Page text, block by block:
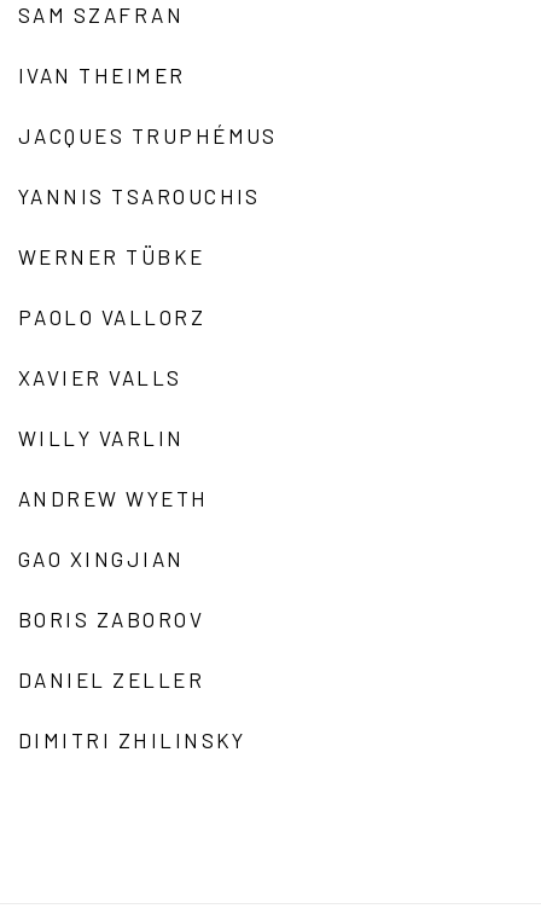
SAM SZAFRAN
IVAN THEIMER
JACQUES TRUPHÉMUS
YANNIS TSAROUCHIS
WERNER TÜBKE
PAOLO VALLORZ
XAVIER VALLS
WILLY VARLIN
ANDREW WYETH
GAO XINGJIAN
BORIS ZABOROV
DANIEL ZELLER
DIMITRI ZHILINSKY